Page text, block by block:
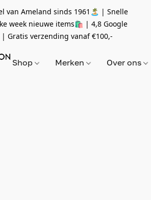
van Ameland sinds 1961🏝 | Snelle
week nieuwe items🛍 | 4,8 Google
| Gratis verzending vanaf€100,-
Shop Merken Over ons